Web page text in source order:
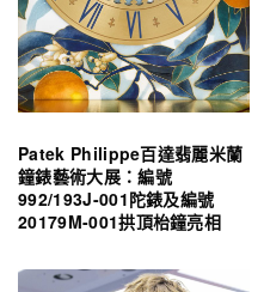
Patek Philippe百達翡麗米蘭
鐘錶藝術大展：編號
992/193J-001陀錶及編號
20179M-001拱頂枱鐘亮相